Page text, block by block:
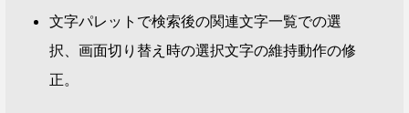
文字パレットで検索後の関連文字一覧での選
択、画面切り替え時の選択文字の維持動作の修
正。